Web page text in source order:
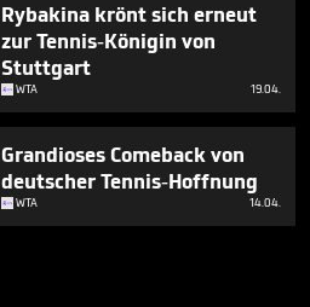
Rybakina krönt sich erneut
zur Tennis-Königin von
Stuttgart
WTA 19.04.
Grandioses Comeback von
deutscher Tennis-Hoffnung
WTA 14.04.